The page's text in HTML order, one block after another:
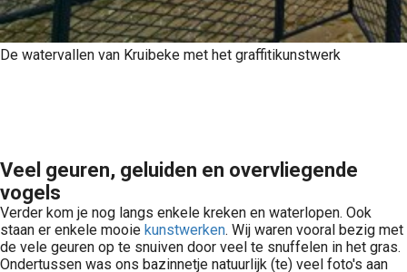
De watervallen van Kruibeke met het graffitikunstwerk
Veel geuren, geluiden en overvliegende
vogels
Verder kom je nog langs enkele kreken en waterlopen. Ook
staan er enkele mooie kunstwerken. Wij waren vooral bezig met
de vele geuren op te snuiven door veel te snuffelen in het gras.
Ondertussen was ons bazinnetje natuurlijk (te) veel foto's aan